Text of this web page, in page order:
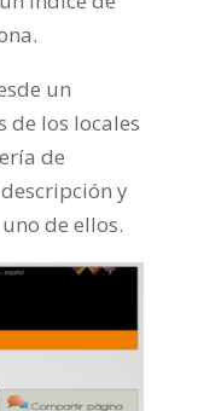
un
de los locales
de
y
de ellos.